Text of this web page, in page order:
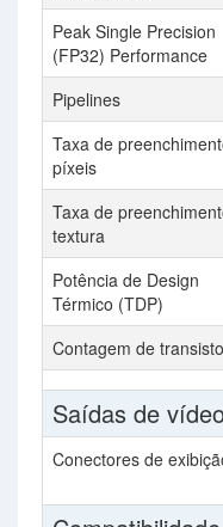
Peak Single Precision
(FP32) Performance
Pipelines
Taxa de
píxeis
Taxa de
textura
Potência de Design
Térmico (TDP)
Contagem de
Saídas de
Conectores de